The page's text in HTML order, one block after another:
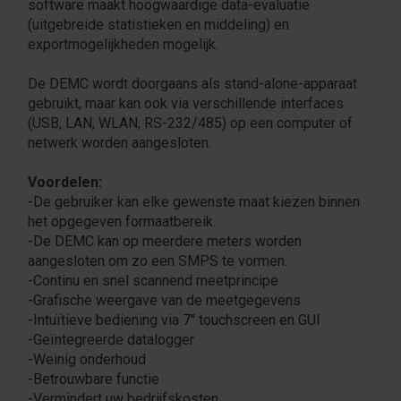
software maakt hoogwaardige data-evaluatie
(uitgebreide statistieken en middeling) en
exportmogelijkheden mogelijk.
De DEMC wordt doorgaans als stand-alone-apparaat
gebruikt, maar kan ook via verschillende interfaces
(USB, LAN, WLAN, RS-232/485) op een computer of
netwerk worden aangesloten.
Voordelen:
-De gebruiker kan elke gewenste maat kiezen binnen
het opgegeven formaatbereik.
-De DEMC kan op meerdere meters worden
aangesloten om zo een SMPS te vormen.
-Continu en snel scannend meetprincipe
-Grafische weergave van de meetgegevens
-Intuïtieve bediening via 7'' touchscreen en GUI
-Geïntegreerde datalogger
-Weinig onderhoud
-Betrouwbare functie